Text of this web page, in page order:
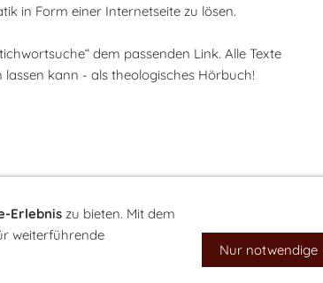
in Form einer Internetseite zu lösen.
dem passenden Link. Alle Texte
kann - als theologisches Hörbuch!
ImpressumCookies
Erlebnis zu bieten. Mit dem
weiterführende
Nur notwendige